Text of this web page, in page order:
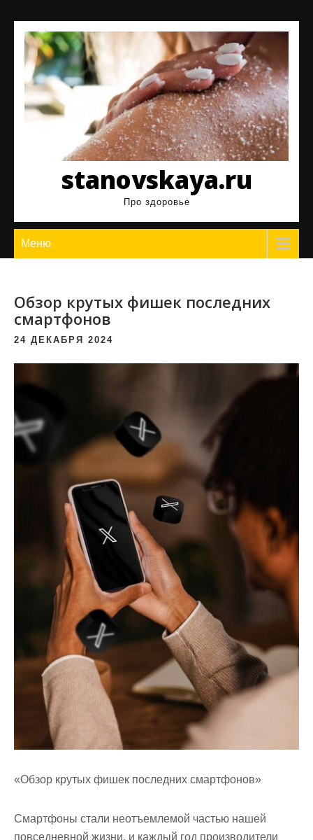
содержимому
stanovskaya.ru
Про здоровье
Меню
Обзор крутых фишек последних
смартфонов
24 ДЕКАБРЯ 2024
«Обзор крутых фишек последних смартфонов»
Смартфоны стали неотъемлемой частью нашей
повседневной жизни, и каждый год производители